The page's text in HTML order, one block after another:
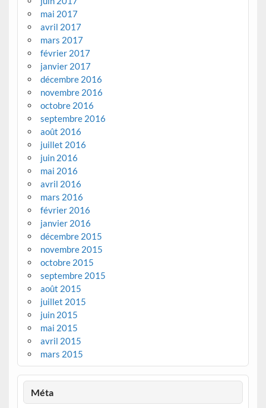
mai 2017
avril 2017
mars 2017
février 2017
janvier 2017
décembre 2016
novembre 2016
octobre 2016
septembre 2016
août 2016
juillet 2016
juin 2016
mai 2016
avril 2016
mars 2016
février 2016
janvier 2016
décembre 2015
novembre 2015
octobre 2015
septembre 2015
août 2015
juillet 2015
juin 2015
mai 2015
avril 2015
mars 2015
Méta